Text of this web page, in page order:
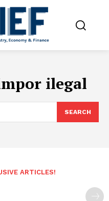
ilegal
SEARCH
ARTICLES!